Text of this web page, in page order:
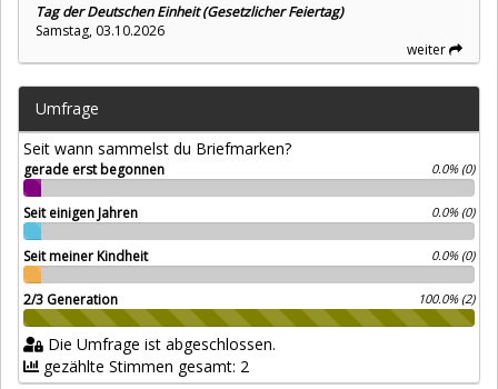
Tag der Deutschen Einheit (Gesetzlicher Feiertag)
Samstag, 03.10.2026
weiter
Umfrage
Seit wann sammelst du Briefmarken?
gerade erst begonnen 0.0% (0)
Seit einigen Jahren 0.0% (0)
Seit meiner Kindheit 0.0% (0)
2/3 Generation 100.0% (2)
Die Umfrage ist abgeschlossen.
gezählte Stimmen gesamt: 2